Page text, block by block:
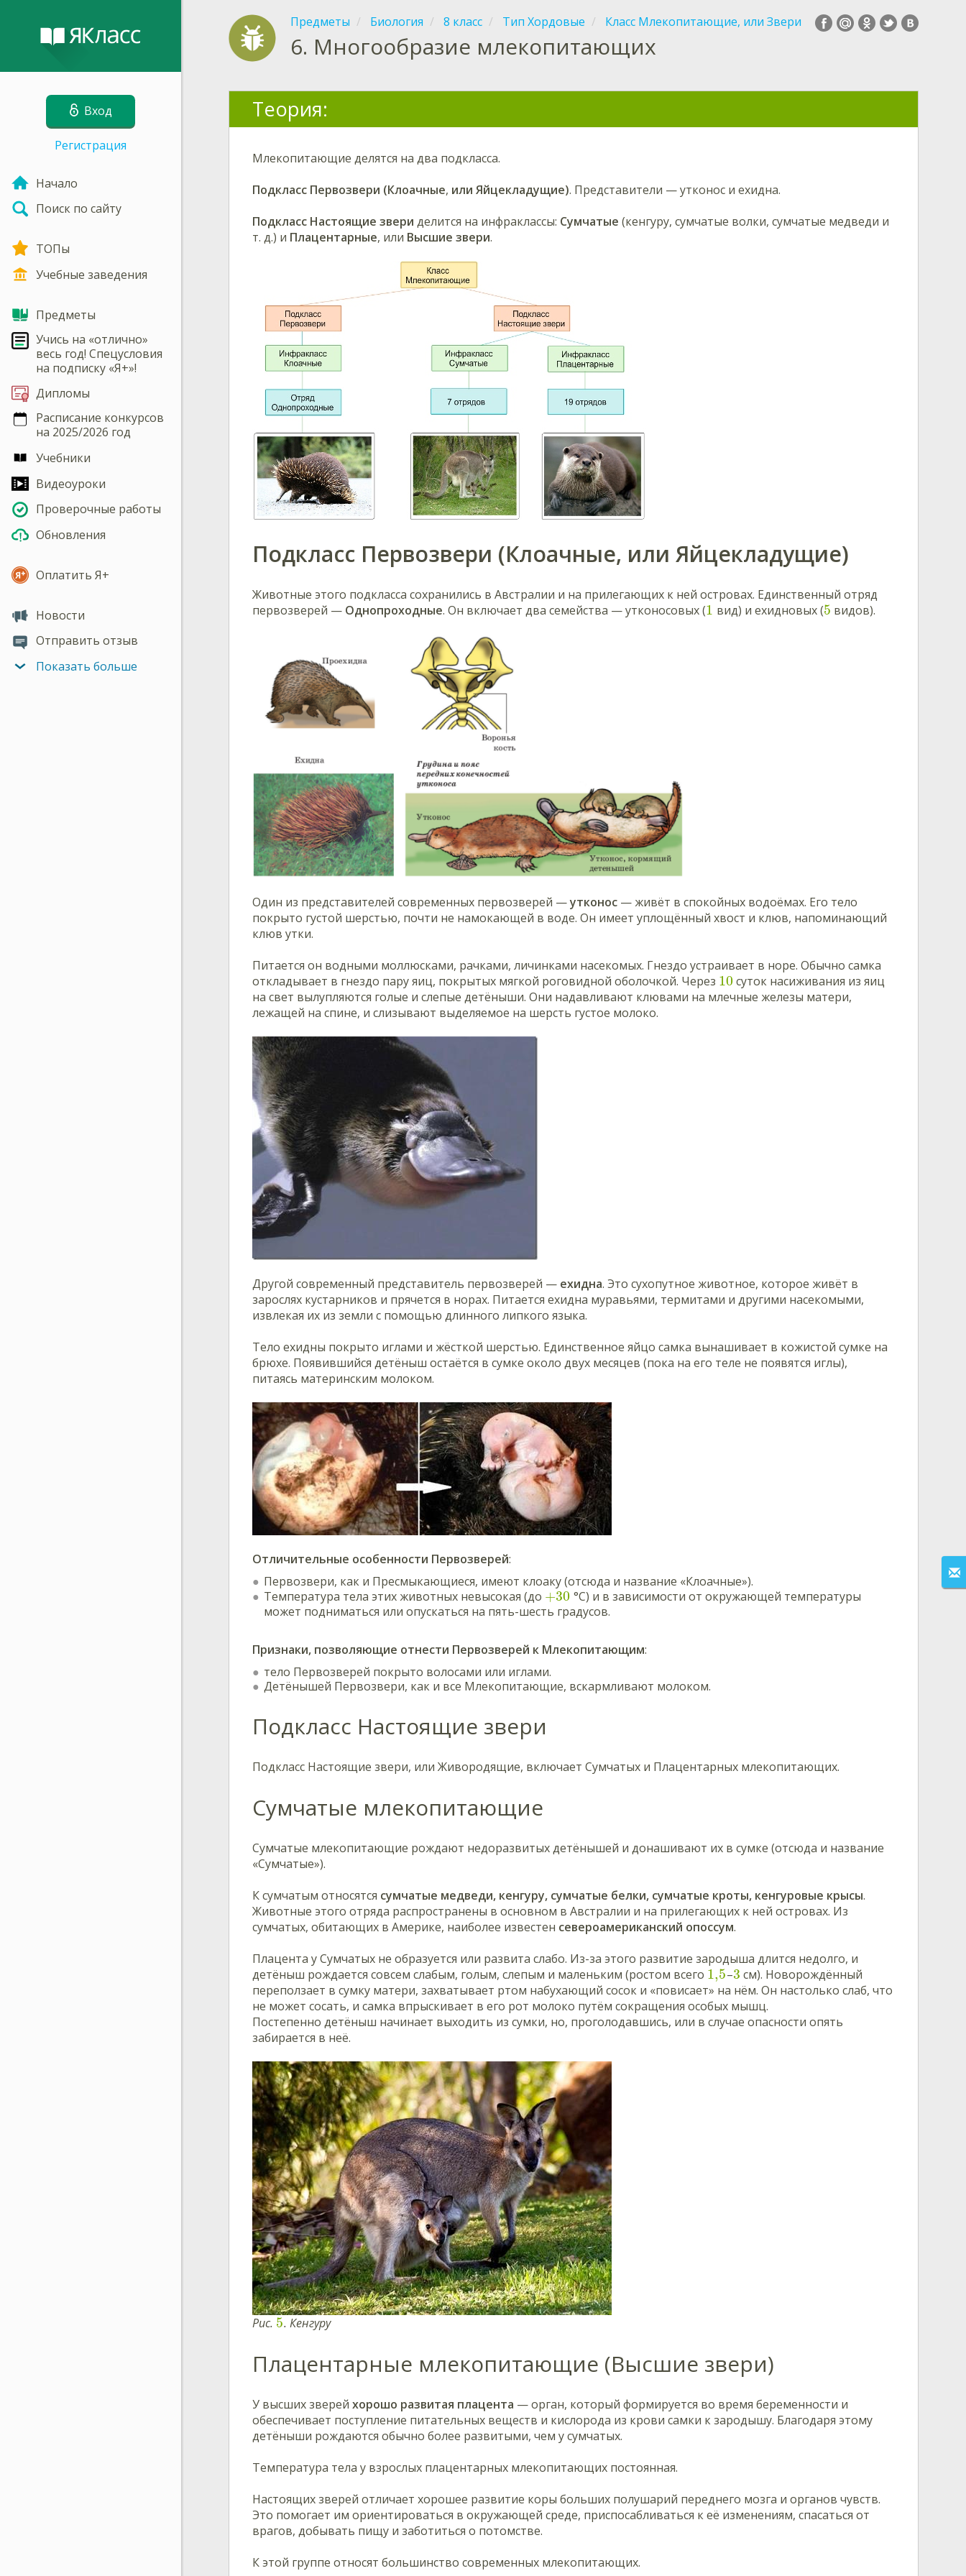
Вход
Регистрация
Начало
Поиск по сайту
ТОПы
Учебные заведения
Предметы
Учись на «отлично»
весь год! Спецусловия
на подписку «Я+»!
Дипломы
Расписание конкурсов
на 2025/2026 год
Учебники
Видеоуроки
Проверочные работы
Обновления
Оплатить Я+
Новости
Отправить отзыв
Показать больше
Предметы Биология 8 класс Тип Хордовые Класс Млекопитающие, или Звери
6. Многообразие млекопитающих
Теория:
Млекопитающие делятся на два подкласса.
Подкласс Первозвери (Клоачные, или Яйцекладущие). Представители — утконос и ехидна.
Подкласс Настоящие звери делится на инфраклассы: Сумчатые (кенгуру, сумчатые волки, сумчатые медведи и
т. д.) и Плацентарные, или Высшие звери.
Подкласс Первозвери (Клоачные, или Яйцекладущие)
Животные этого подкласса сохранились в Австралии и на прилегающих к ней островах. Единственный отряд
первозверей — Однопроходные. Он включает два семейства — утконосовых (1 вид) и ехидновых (5 видов).
Один из представителей современных первозверей —утконос — живёт в спокойных водоёмах. Его тело
покрыто густой шерстью, почти не намокающей в воде. Он имеет уплощённый хвост и клюв, напоминающий
клюв утки.
Питается он водными моллюсками, рачками, личинками насекомых. Гнездо устраивает в норе. Обычно самка
откладывает в гнездо пару яиц, покрытых мягкой роговидной оболочкой. Через 10суток насиживания из яиц
на свет вылупляются голые и слепые детёныши. Они надавливают клювами на млечные железы матери,
лежащей на спине, и слизывают выделяемое на шерсть густое молоко.
Другой современный представитель первозверей — ехидна. Это сухопутное животное, которое живёт в
зарослях кустарников и прячется в норах. Питается ехидна муравьями, термитами и другими насекомыми,
извлекая их из земли с помощью длинного липкого языка.
Тело ехидны покрыто иглами и жёсткой шерстью. Единственное яйцо самка вынашивает в кожистой сумке на
брюхе. Появившийся детёныш остаётся в сумке около двух месяцев (пока на его теле не появятся иглы),
питаясь материнским молоком.
Отличительные особенности Первозверей:
Первозвери, как и Пресмыкающиеся, имеют клоаку (отсюда и название «Клоачные»).
Температура тела этих животных невысокая (до +30 °C) и в зависимости от окружающей температуры
может подниматься или опускаться на пять-шесть градусов.
Признаки, позволяющие отнести Первозверей к Млекопитающим:
тело Первозверей покрыто волосами или иглами.
Детёнышей Первозвери, как и все Млекопитающие, вскармливают молоком.
Подкласс Настоящие звери
Подкласс Настоящие звери, или Живородящие, включает Сумчатых и Плацентарных млекопитающих.
Сумчатые млекопитающие
Сумчатые млекопитающие рождают недоразвитых детёнышей и донашивают их в сумке (отсюда и название
«Сумчатые»).
К сумчатым относятся сумчатые медведи, кенгуру, сумчатые белки, сумчатые кроты, кенгуровые крысы.
Животные этого отряда распространены в основном в Австралии и на прилегающих к ней островах. Из
сумчатых, обитающих в Америке, наиболее известен североамериканский опоссум.
Плацента у Сумчатых не образуется или развита слабо. Из-за этого развитие зародыша длится недолго, и
детёныш рождается совсем слабым, голым, слепым и маленьким (ростом всего 1,5–3 см). Новорождённый
переползает в сумку матери, захватывает ртом набухающий сосок и «повисает» на нём. Он настолько слаб, что
не может сосать, и самка впрыскивает в его рот молоко путём сокращения особых мышц.
Постепенно детёныш начинает выходить из сумки, но, проголодавшись, или в случае опасности опять
забирается в неё.
Рис. 5. Кенгуру
Плацентарные млекопитающие (Высшие звери)
У высших зверей хорошо развитая плацента — орган, который формируется во время беременности и
обеспечивает поступление питательных веществ и кислорода из крови самки к зародышу. Благодаря этому
детёныши рождаются обычно более развитыми, чем у сумчатых.
Температура тела у взрослых плацентарных млекопитающих постоянная.
Настоящих зверей отличает хорошее развитие коры больших полушарий переднего мозга и органов чувств.
Это помогает им ориентироваться в окружающей среде, приспосабливаться к её изменениям, спасаться от
врагов, добывать пищу и заботиться о потомстве.
К этой группе относят большинство современных млекопитающих.